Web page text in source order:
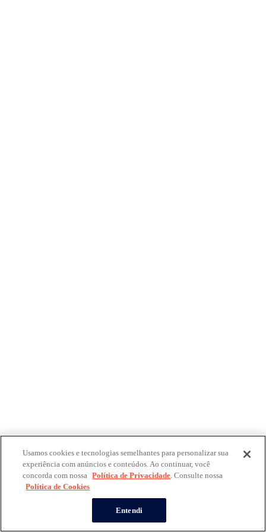
Usamos cookies e tecnologias semelhantes para personalizar sua
experiência com anúncios e conteúdos. Ao continuar, você
concorda com nossa Política de Privacidade. Consulte nossa
Política de Cookies
Entendi